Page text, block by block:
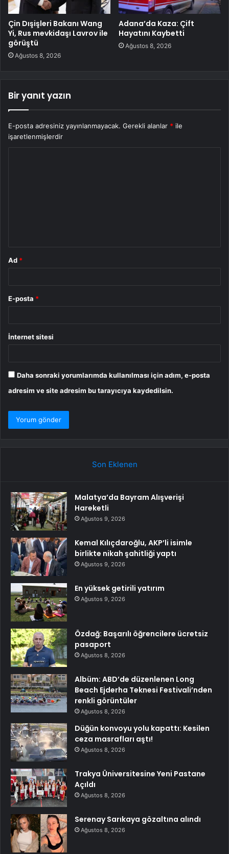
Çin Dışişleri Bakanı Wang
Yi, Rus mevkidaşı Lavrov ile
görüştü
Ağustos 8, 2026
Adana’da Kaza: Çift
Hayatını Kaybetti
Ağustos 8, 2026
Bir yanıt yazın
E-posta adresiniz yayınlanmayacak. Gerekli alanlar * ile
işaretlenmişlerdir
Ad *
E-posta *
İnternet sitesi
Daha sonraki yorumlarımda kullanılması için adım, e-posta
adresim ve site adresim bu tarayıcıya kaydedilsin.
Son Eklenen
Malatya’da Bayram Alışverişi
Hareketli
Ağustos 9, 2026
Kemal Kılıçdaroğlu, AKP’li isimle
birlikte nikah şahitliği yaptı
Ağustos 9, 2026
En yüksek getirili yatırım
Ağustos 9, 2026
Özdağ: Başarılı öğrencilere ücretsiz
pasaport
Ağustos 8, 2026
Albüm: ABD’de düzenlenen Long
Beach Ejderha Teknesi Festivali’nden
renkli görüntüler
Ağustos 8, 2026
Düğün konvoyu yolu kapattı: Kesilen
ceza masrafları aştı!
Ağustos 8, 2026
Trakya Üniversitesine Yeni Pastane
Açıldı
Ağustos 8, 2026
Serenay Sarıkaya gözaltına alındı
Ağustos 8, 2026